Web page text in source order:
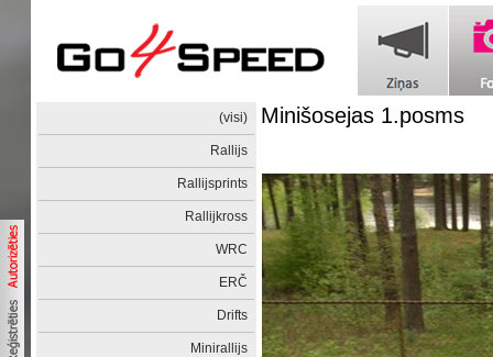
(visi)
Rallijs
Rallijsprints
Rallijkross
WRC
ERČ
Drifts
Minirallijs
Minišosejas 1.posms